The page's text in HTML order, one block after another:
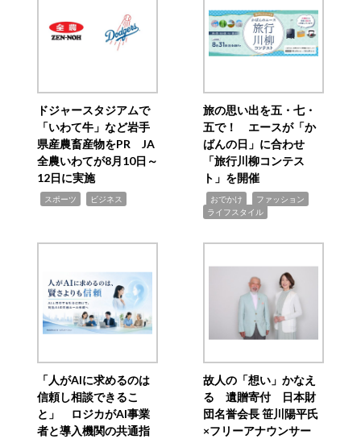
ドジャースタジアムで
「いわて牛」など岩手
県産農畜産物をPR JA
全農いわてが8月10日～
12日に実施
スポーツ ビジネス
旅の思い出を五・七・
五で！ エースが「か
ばんの日」に合わせ
「旅行川柳コンテス
ト」を開催
おでかけ ファッション
ライフスタイル
「人がAIに求めるのは
信頼し相談できるこ
と」 ロジカがAI事業
者と導入機関の共通指
故人の「想い」かなえ
る 遺贈寄付 日本財
団名誉会長 笹川陽平氏
×フリーアナウンサー